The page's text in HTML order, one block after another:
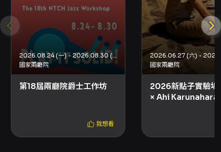
費，剩餘保證金依原付款方式退還。 購票與取票
- 購票方式：網路購買（信用卡、Apple Pay、
Google Pay、ATM 轉帳），購買前請先加入會
員。此節目無法於 OPENTIX 服務處、分銷點或
超商購買。 - 取票方式：本節目僅提供電子票。
退換與注意事項 - 退票期限：最遲須在活動日 1
日前辦理，逾期無法受理。 - 若購票時使用文化
幣或點數折抵，退票時系統將退還折抵之文化
幣；已逾使用效期之文化幣、點數或優惠券，
之退票規則請依原購票說明辦理，套票通常需整
套辦理退票，且有特殊期限限制。 - 如遇節目主
2026.08.24 (一) - 2026.08.30 (日)
國家兩廳院
第18屆兩廳院爵士工作坊
我想看
國家兩廳院
2026新點子實驗場
× Ahi